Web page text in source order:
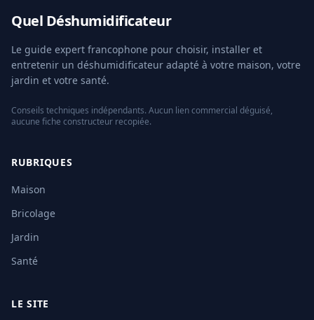
Quel Déshumidificateur
Le guide expert francophone pour choisir, installer et
entretenir un déshumidificateur adapté à votre maison, votre
jardin et votre santé.
Conseils techniques indépendants. Aucun lien commercial déguisé,
aucune fiche constructeur recopiée.
RUBRIQUES
Maison
Bricolage
Jardin
Santé
LE SITE